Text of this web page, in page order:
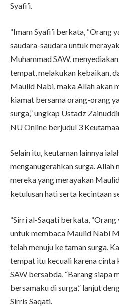
Syafi’i.
“Imam Syafi’i berkata, “Orang
saudara-saudara untuk
Muhammad SAW,
tempat, melakukan kebaikan,
Maulid Nabi, maka Allah akan
kiamat bersama orang-orang
surga,” ungkap Ustadz
NU Online berjudul 3
Selain itu, keutaman lainnya
menganugerahkan surga. Allah
mereka yang merayakan
ketulusan hati serta kecintaan
“Sirri al-Saqati berkata,
untuk membaca Maulid Nabi
telah menuju ke taman surga.
tempat itu kecuali karena cinta
SAW bersabda, “Barang siapa
bersamaku di surga,” lanjut
Sirris Saqati.